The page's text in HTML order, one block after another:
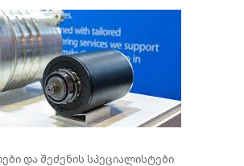
და შეძენის სპეციალისტები